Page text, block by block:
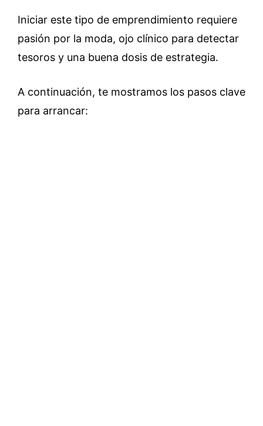
Iniciar este tipo de emprendimiento requiere
pasión por la moda, ojo clínico para detectar
tesoros y una buena dosis de estrategia.
A continuación, te mostramos los pasos clave
para arrancar: